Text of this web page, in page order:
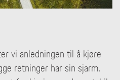
vi anledningen til å kjøre
retninger har sin sjarm.